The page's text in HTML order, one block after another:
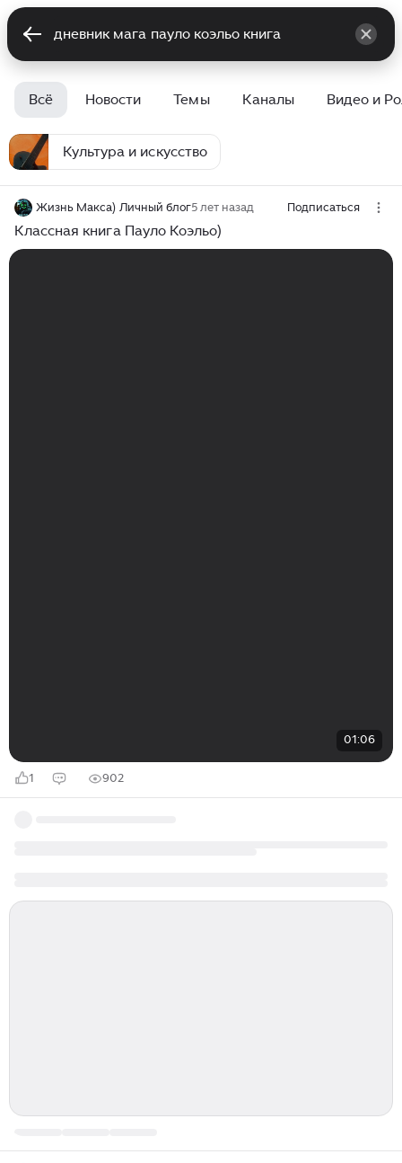
Всё Новости Темы Каналы Видео и
Культура и искусство
Жизнь Макса) Личный блог5 лет назад Подписаться
Классная книга Пауло Коэльо)
01:06
1 902